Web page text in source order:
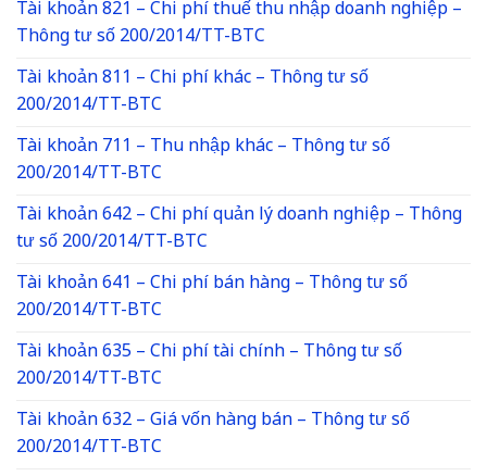
Tài khoản 821 – Chi phí thuế thu nhập doanh nghiệp –
Thông tư số 200/2014/TT-BTC
Tài khoản 811 – Chi phí khác – Thông tư số
200/2014/TT-BTC
Tài khoản 711 – Thu nhập khác – Thông tư số
200/2014/TT-BTC
Tài khoản 642 – Chi phí quản lý doanh nghiệp – Thông
tư số 200/2014/TT-BTC
Tài khoản 641 – Chi phí bán hàng – Thông tư số
200/2014/TT-BTC
Tài khoản 635 – Chi phí tài chính – Thông tư số
200/2014/TT-BTC
Tài khoản 632 – Giá vốn hàng bán – Thông tư số
200/2014/TT-BTC